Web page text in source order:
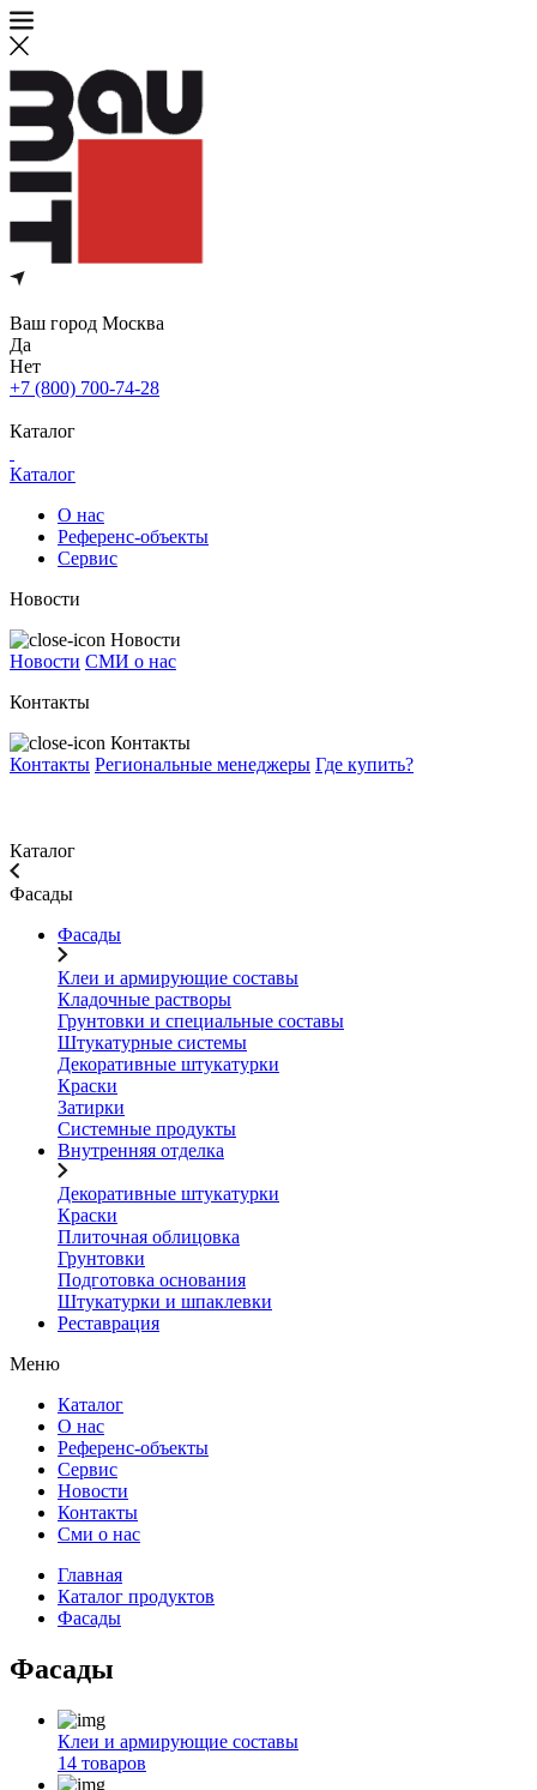
Ваш город Москва
Да
Нет
+7 (800) 700-74-28
Каталог
Каталог
О нас
Референс-объекты
Сервис
Новости
Новости
Новости СМИ о нас
Контакты
Контакты
Контакты Региональные менеджеры Где купить?
Каталог
Фасады
Фасады
Клеи и армирующие составы
Кладочные растворы
Грунтовки и специальные составы
Штукатурные системы
Декоративные штукатурки
Краски
Затирки
Системные продукты
Внутренняя отделка
Декоративные штукатурки
Краски
Плиточная облицовка
Грунтовки
Подготовка основания
Штукатурки и шпаклевки
Реставрация
Меню
Каталог
О нас
Референс-объекты
Сервис
Новости
Контакты
Сми о нас
Главная
Каталог продуктов
Фасады
Фасады
Клеи и армирующие составы
14 товаров